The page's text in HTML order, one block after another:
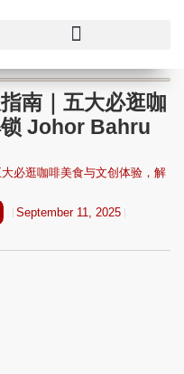
南｜五大必逛咖
Johor Bahru
必逛咖啡美食与文创体验，解
September 11, 2025